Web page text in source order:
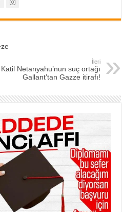
İleri
Katil Netanyahu’nun suç ortağı
Gallant’tan Gazze itirafı!